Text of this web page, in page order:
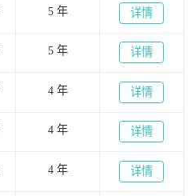
5 年 详情
5 年 详情
4 年 详情
4 年 详情
4 年 详情